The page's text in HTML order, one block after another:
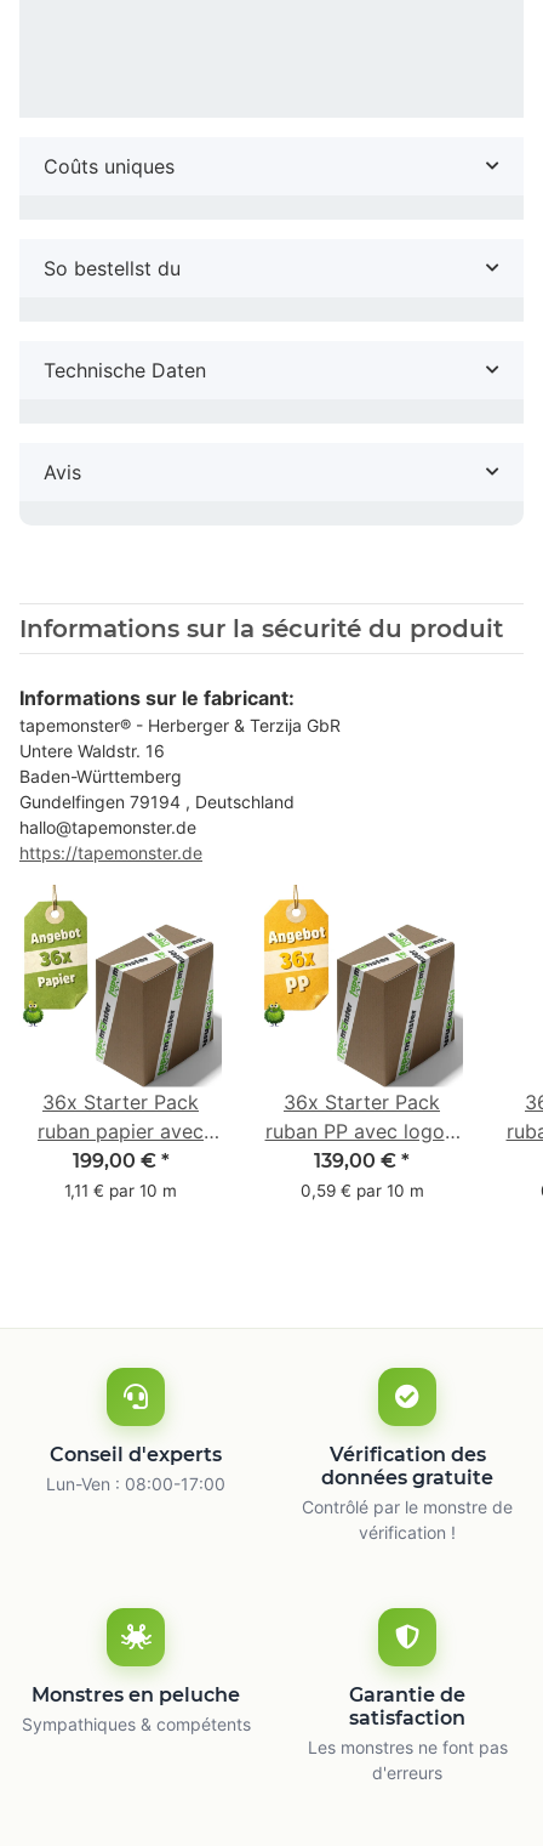
Coûts uniques
So bestellst du
Technische Daten
Avis
Informations sur la sécurité du produit
Informations sur le fabricant:
tapemonster® - Herberger & Terzija GbR
Untere Waldstr. 16
Baden-Württemberg
Gundelfingen 79194 , Deutschland
hallo@tapemonster.de
https://tapemonster.de
36x Starter Pack
ruban papier avec
logo - 1 couleur - 50
mm x 50 m -
199,00 € *
1,11 € par 10 m
36x Starter Pack
ruban PP avec logo -
1 couleur - 48 mm x
66 m
139,00 € *
0,59 € par 10 m
Conseil d'experts
Lun-Ven : 08:00-17:00
Vérification des
données gratuite
Contrôlé par le monstre de
vérification !
Monstres en peluche
Sympathiques & compétents
Garantie de
satisfaction
Les monstres ne font pas
d'erreurs